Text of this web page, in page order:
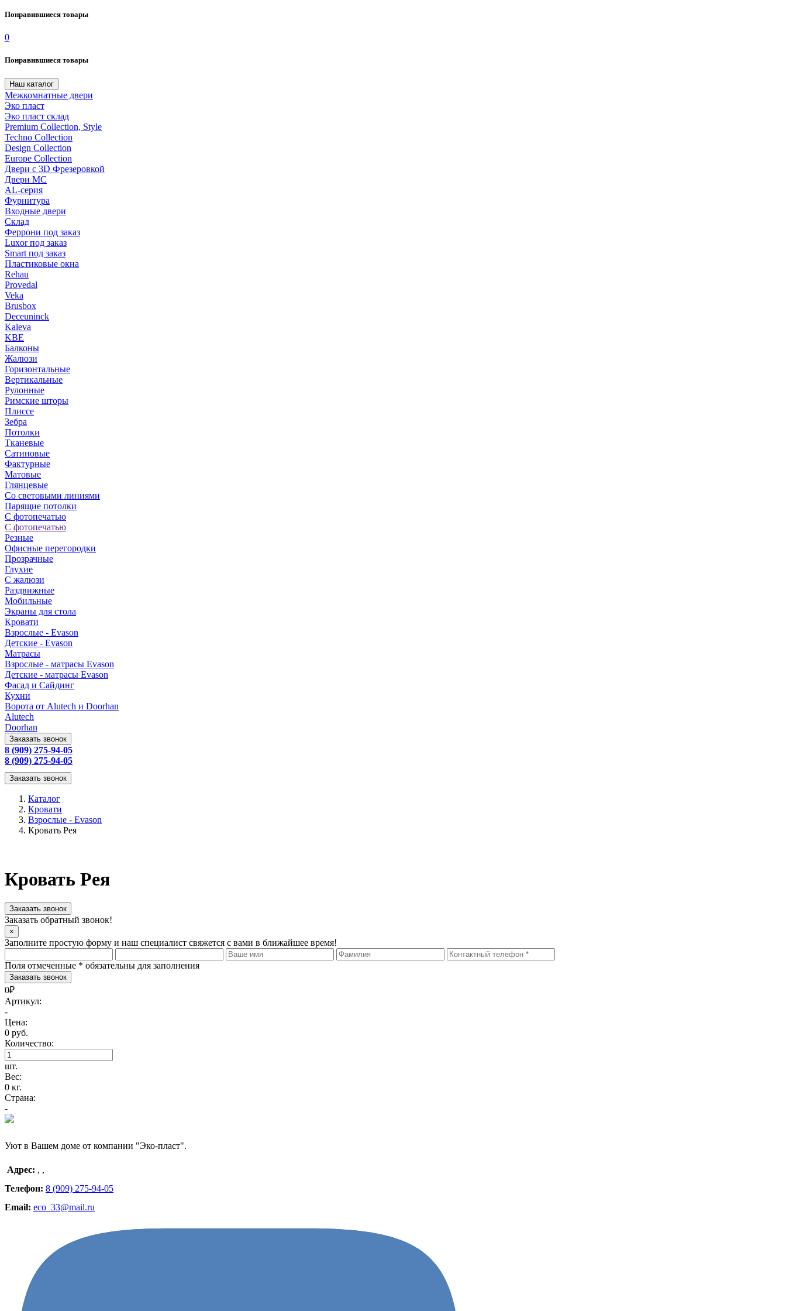
Понравившиеся товары
0
Понравившиеся товары
Наш каталог
Межкомнатные двери
Эко пласт
Эко пласт склад
Premium Collection, Style
Techno Collection
Design Collection
Europe Collection
Двери с 3D Фрезеровкой
Двери МС
AL-серия
Фурнитура
Входные двери
Склад
Феррони под заказ
Luxor под заказ
Smart под заказ
Пластиковые окна
Rehau
Provedal
Veka
Brusbox
Deceuninck
Kaleva
KBE
Балконы
Жалюзи
Горизонтальные
Вертикальные
Рулонные
Римские шторы
Плиссе
Зебра
Потолки
Тканевые
Сатиновые
Фактурные
Матовые
Глянцевые
Со световыми линиями
Парящие потолки
С фотопечатью
С фотопечатью
Резные
Офисные перегородки
Прозрачные
Глухие
С жалюзи
Раздвижные
Мобильные
Экраны для стола
Кровати
Взрослые - Evason
Детские - Evason
Матрасы
Взрослые - матрасы Evason
Детские - матрасы Evason
Фасад и Сайдинг
Кухни
Ворота от Alutech и Doorhan
Alutech
Doorhan
Заказать звонок
8 (909) 275-94-05
8 (909) 275-94-05
Заказать звонок
Каталог
Кровати
Взрослые - Evason
Кровать Рея
Кровать Рея
Заказать звонок
Заказать обратный звонок!
×
Заполните простую форму и наш специалист свяжется с вами в ближайшее время!
Поля отмеченные * обязательны для заполнения
0₽
Артикул:
-
Цена:
0 руб.
Количество:
шт.
Вес:
0 кг.
Страна:
-
Уют в Вашем доме от компании "Эко-пласт".
Адрес: , ,
Телефон: 8 (909) 275-94-05
Email: eco_33@mail.ru